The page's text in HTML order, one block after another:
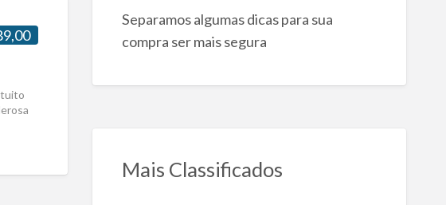
Separamos algumas dicas para sua
compra ser mais segura
Mais Classificados